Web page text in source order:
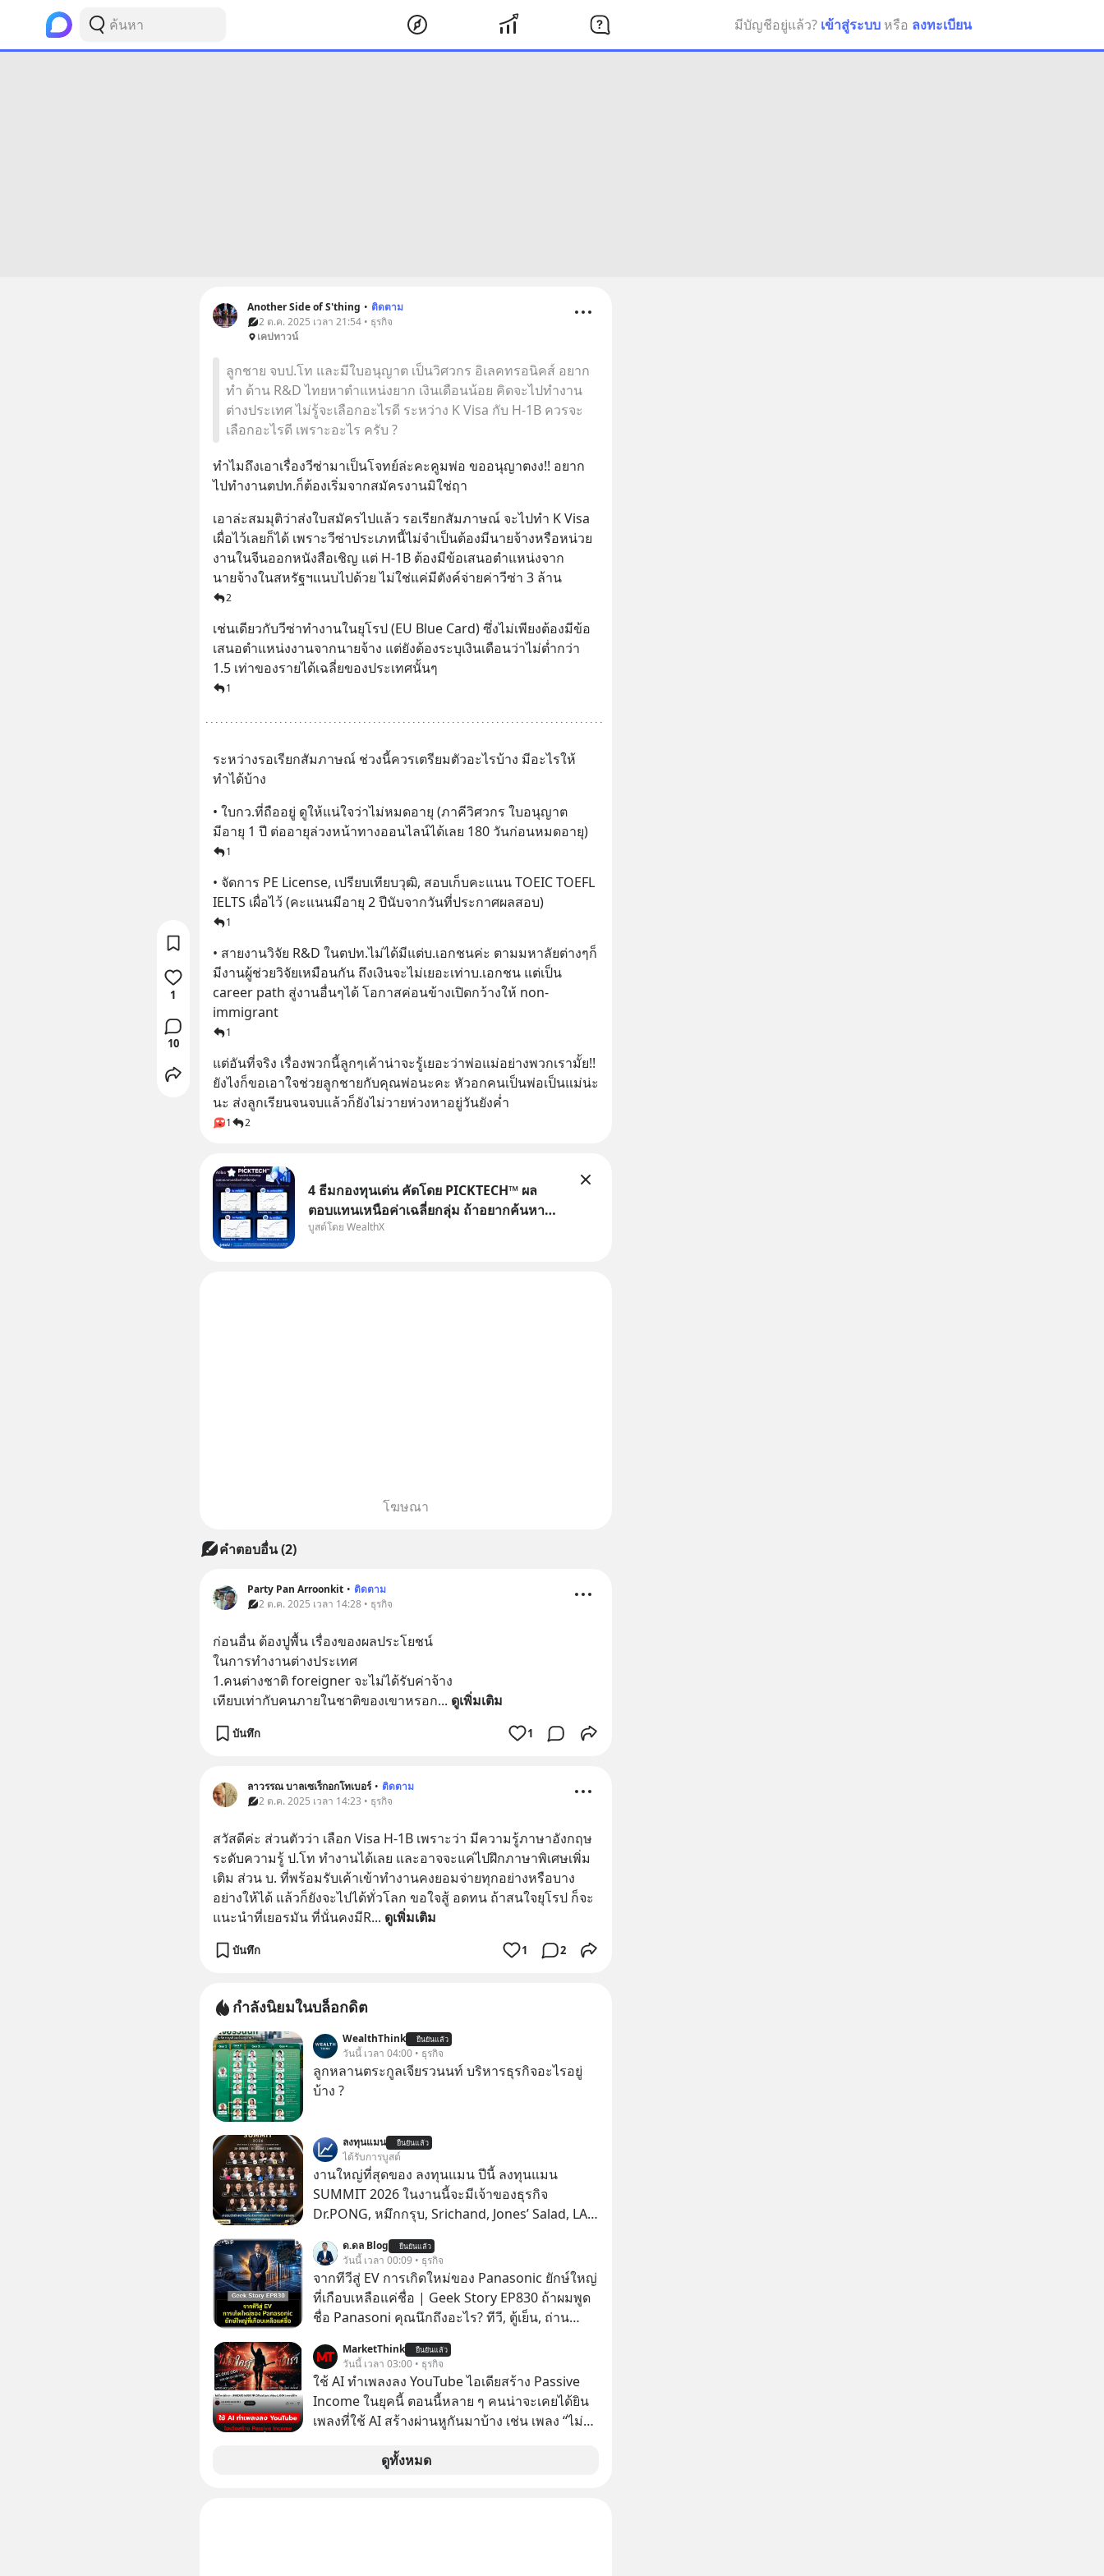
มีบัญชีอยู่แล้ว? เข้าสู่ระบบ หรือ ลงทะเบียน
Another Side of S'thing • ติดตาม
2 ต.ค. 2025 เวลา 21:54 • ธุรกิจ
เคปทาวน์
ลูกชาย จบป.โท และมีใบอนุญาต เป็นวิศวกร อิเลคทรอนิคส์ อยาก
ทำ ด้าน R&D ไทยหาตำแหน่งยาก เงินเดือนน้อย คิดจะไปทำงาน
ต่างประเทศ ไม่รู้จะเลือกอะไรดี ระหว่าง K Visa กับ H-1B ควรจะ
เลือกอะไรดี เพราะอะไร ครับ ?
ทำไมถึงเอาเรื่องวีซ่ามาเป็นโจทย์ล่ะคะคูมพ่อ ขออนุญาตงง!! อยาก
ไปทำงานตปท.ก็ต้องเริ่มจากสมัครงานมิใช่ฤา
เอาล่ะสมมุติว่าส่งใบสมัครไปแล้ว รอเรียกสัมภาษณ์ จะไปทำ K Visa
เผื่อไว้เลยก็ได้ เพราะวีซ่าประเภทนี้ไม่จำเป็นต้องมีนายจ้างหรือหน่วย
งานในจีนออกหนังสือเชิญ แต่ H-1B ต้องมีข้อเสนอตำแหน่งจาก
นายจ้างในสหรัฐฯแนบไปด้วย ไม่ใช่แค่มีตังค์จ่ายค่าวีซ่า 3 ล้าน
2
เช่นเดียวกับวีซ่าทำงานในยุโรป (EU Blue Card) ซึ่งไม่เพียงต้องมีข้อ
เสนอตำแหน่งงานจากนายจ้าง แต่ยังต้องระบุเงินเดือนว่าไม่ต่ำกว่า
1.5 เท่าของรายได้เฉลี่ยของประเทศนั้นๆ
1
ระหว่างรอเรียกสัมภาษณ์ ช่วงนี้ควรเตรียมตัวอะไรบ้าง มีอะไรให้
ทำได้บ้าง
• ใบกว.ที่ถืออยู่ ดูให้แน่ใจว่าไม่หมดอายุ (ภาคีวิศวกร ใบอนุญาต
มีอายุ 1 ปี ต่ออายุล่วงหน้าทางออนไลน์ได้เลย 180 วันก่อนหมดอายุ)
1
• จัดการ PE License, เปรียบเทียบวุฒิ, สอบเก็บคะแนน TOEIC TOEFL
IELTS เผื่อไว้ (คะแนนมีอายุ 2 ปีนับจากวันที่ประกาศผลสอบ)
1
• สายงานวิจัย R&D ในตปท.ไม่ได้มีแต่บ.เอกชนค่ะ ตามมหาลัยต่างๆก็
มีงานผู้ช่วยวิจัยเหมือนกัน ถึงเงินจะไม่เยอะเท่าบ.เอกชน แต่เป็น
career path สู่งานอื่นๆได้ โอกาสค่อนข้างเปิดกว้างให้ non-
immigrant
1
แต่อันที่จริง เรื่องพวกนี้ลูกๆเค้าน่าจะรู้เยอะว่าพ่อแม่อย่างพวกเรามั้ย!!
ยังไงก็ขอเอาใจช่วยลูกชายกับคุณพ่อนะคะ หัวอกคนเป็นพ่อเป็นแม่น่ะ
นะ ส่งลูกเรียนจนจบแล้วก็ยังไม่วายห่วงหาอยู่วันยังค่ำ
1 2
1
10
4 ธีมกองทุนเด่น คัดโดย PICKTECH™ ผล
ตอบแทนเหนือค่าเฉลี่ยกลุ่ม ถ้าอยากค้นหา
กองทุนที่ทำผลตอบแทนได้เหนือกว่าค่าเฉลี่ย
บูสต์โดย WealthX
โฆษณา
คำตอบอื่น(2)
Party Pan Arroonkit • ติดตาม
2 ต.ค. 2025 เวลา 14:28 • ธุรกิจ
ก่อนอื่น ต้องปูพื้น เรื่องของผลประโยชน์
ในการทำงานต่างประเทศ
1.คนต่างชาติ foreigner จะไม่ได้รับค่าจ้าง
เทียบเท่ากับคนภายในชาติของเขาหรอก... ดูเพิ่มเติม
บันทึก 1
ลาวรรณ บาลเซเร็กอกโทเบอร์ • ติดตาม
2 ต.ค. 2025 เวลา 14:23 • ธุรกิจ
สวัสดีค่ะ ส่วนตัวว่า เลือก Visa H-1B เพราะว่า มีความรู้ภาษาอังกฤษ
ระดับความรู้ ป.โท ทำงานได้เลย และอาจจะแค่ไปฝึกภาษาพิเศษเพิ่ม
เติม ส่วน บ. ที่พร้อมรับเค้าเข้าทำงานคงยอมจ่ายทุกอย่างหรือบาง
อย่างให้ได้ แล้วก็ยังจะไปได้ทั่วโลก ขอใจสู้ อดทน ถ้าสนใจยุโรป ก็จะ
แนะนำที่เยอรมัน ที่นั่นคงมีR... ดูเพิ่มเติม
บันทึก 1 2
กำลังนิยมในบล็อกดิต
WealthThink ยืนยันแล้ว
วันนี้ เวลา 04:00 • ธุรกิจ
ลูกหลานตระกูลเจียรวนนท์ บริหารธุรกิจอะไรอยู่
บ้าง ?
ลงทุนแมน ยืนยันแล้ว
ได้รับการบูสต์
งานใหญ่ที่สุดของ ลงทุนแมน ปีนี้ ลงทุนแมน
SUMMIT 2026 ในงานนี้จะมีเจ้าของธุรกิจ
Dr.PONG, หมึกกรุบ, Srichand, Jones’ Salad, LA
แชร์ความรู้การสร้างธุรกิจ
ด.ดล Blog ยืนยันแล้ว
วันนี้ เวลา 00:09 • ธุรกิจ
จากทีวีสู่ EV การเกิดใหม่ของ Panasonic ยักษ์ใหญ่
ที่เกือบเหลือแค่ชื่อ | Geek Story EP830 ถ้าผมพูด
ชื่อ Panasoni คุณนึกถึงอะไร? ทีวี, ตู้เย็น, ถ่าน
พลาดเรื่องราวการ ‘Rebranding’ ที่ดุเดือดที่สุดใน
ประวัติศาสตร์ญี่ปุ่น! รู้หรือไม่ว่า ในวันที่พวกเขา
ขาดทุนย่อยยับเกือบ 3 แสนล้านบาท Panasonic
ตัดสินใจหักดิบ ทิ้งตลาดเครื่องใช้ไฟฟ้าที่สู้ B2C ไม่
ไหว แล้วหันไปเดิมพันครั้งใหญ่กับ Tesla และ
Software Solutions จนวันนี้พวกเขากลายเป็นกระ
ดูกสันหลังของอุตสาหกรรม EV โลกไปแล้ว… พวก
MarketThink ยืนยันแล้ว
วันนี้ เวลา 03:00 • ธุรกิจ
ใช้ AI ทำเพลงลง YouTube ไอเดียสร้าง Passive
Income ในยุคนี้ ตอนนี้หลาย ๆ คนน่าจะเคยได้ยิน
เพลงที่ใช้ AI สร้างผ่านหูกันมาบ้าง เช่น เพลง “ไม่มี
ตอนนี้มียอดรับชมกว่า 26 ล้านครั้งแล้ว
ดูทั้งหมด